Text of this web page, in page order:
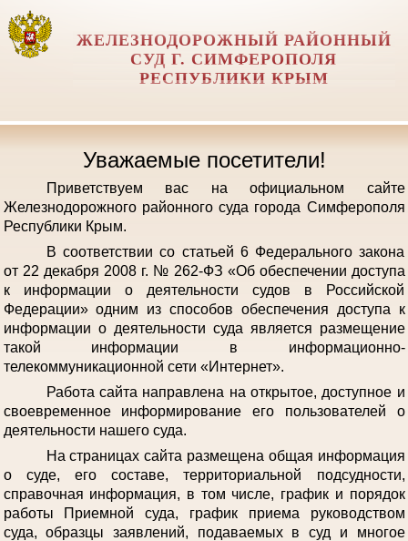
ЖЕЛЕЗНОДОРОЖНЫЙ РАЙОННЫЙ
СУД Г. СИМФЕРОПОЛЯ
РЕСПУБЛИКИ КРЫМ
Уважаемые посетители!
Приветствуем вас на официальном сайте
Железнодорожного районного суда города Симферополя
Республики Крым.
В соответствии со статьей 6 Федерального закона
от 22 декабря 2008 г. № 262-ФЗ «Об обеспечении доступа
к информации о деятельности судов в Российской
Федерации» одним из способов обеспечения доступа к
информации о деятельности суда является размещение
такой информации в информационно-
телекоммуникационной сети «Интернет».
Работа сайта направлена на открытое, доступное и
своевременное информирование его пользователей о
деятельности нашего суда.
На страницах сайта размещена общая информация
о суде, его составе, территориальной подсудности,
справочная информация, в том числе, график и порядок
работы Приемной суда, график приема руководством
суда, образцы заявлений, подаваемых в суд и многое